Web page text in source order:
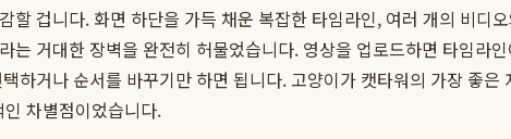
할 겁니다. 화면 하단을 가득 채운 복잡한 타임라인, 여러 개의 비디
는 거대한 장벽을 완전히 허물었습니다. 영상을 업로드하면 타임라
하거나 순서를 바꾸기만 하면 됩니다. 고양이가 캣타워의 가장 좋
차별점이었습니다.